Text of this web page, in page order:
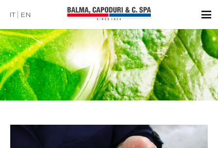
IT EN